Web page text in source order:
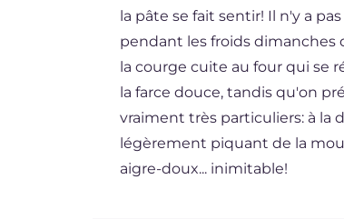
la pâte se fait sentir! Il n'y a
pendant les froids
la courge cuite au four qui se
la farce douce, tandis qu'on
vraiment très particuliers: à la
légèrement piquant de la
aigre-doux... inimitable!